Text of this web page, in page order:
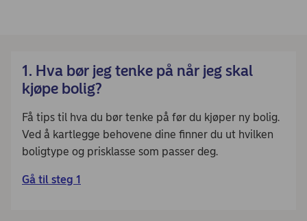
1. Hva bør jeg tenke på når jeg skal
kjøpe bolig?
Få tips til hva du bør tenke på før du kjøper ny bolig.
Ved å kartlegge behovene dine finner du ut hvilken
boligtype og prisklasse som passer deg.
Gå til steg 1